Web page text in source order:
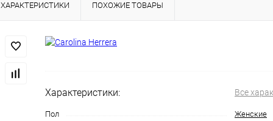
ХАРАКТЕРИСТИКИ ПОХОЖИЕ ТОВАРЫ
Характеристики: Все
Пол
Женские